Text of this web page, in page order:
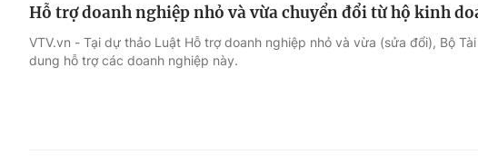
Hỗ trợ doanh nghiệp nhỏ và vừa chuyển đổi từ hộ kinh
VTV.vn - Tại dự thảo Luật Hỗ trợ doanh nghiệp nhỏ và vừa (sửa đổi), Bộ
dung hỗ trợ các doanh nghiệp này.